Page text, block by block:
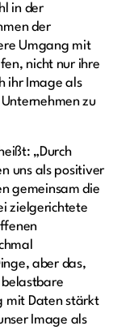
in der
der
Umgang mit
nicht nur ihre
ihr Image als
zu
„Durch
uns als positiver
gemeinsam die
zielgerichtete
aber das,
belastbare
mit Daten stärkt
Image als